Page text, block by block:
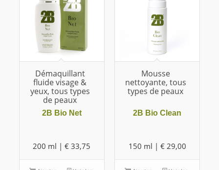
Démaquillant
fluide visage &
yeux, tous types
de peaux
2B Bio Net
200 ml |€ 33,75
Mousse
nettoyante, tous
types de peaux
2B Bio Clean
150 ml | €29,00